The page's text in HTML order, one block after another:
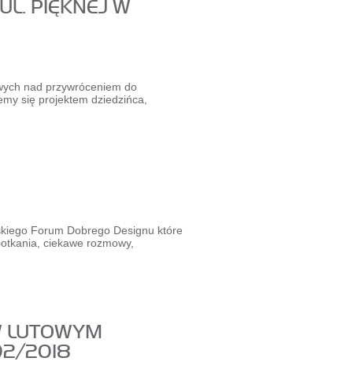
PIĘKNEJ W
nad przywróceniem do
się projektem dziedzińca,
Forum Dobrego Designu które
ciekawe rozmowy,
2018